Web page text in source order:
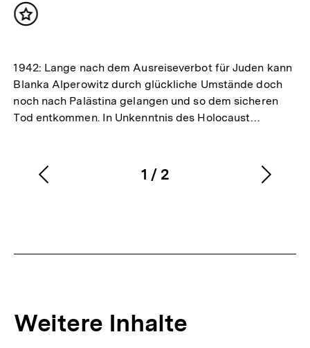
Inhalt
1942: Lange nach dem Ausreiseverbot für Juden kann
Blanka Alperowitz durch glückliche Umstände doch
noch nach Palästina gelangen und so dem sicheren
Tod entkommen. In Unkenntnis des Holocaust…
Karussellinhalt
1
von
/ 2
Vorherigen
Weitere Inhalte